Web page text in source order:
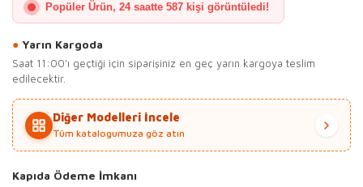
Popüler Ürün, 24 saatte 587 kişi görüntüledi!
● Yarın Kargoda
Saat 11:00'ı geçtiği için siparişiniz en geç yarın kargoya teslim
edilecektir.
Diğer Modelleri İncele
Tüm katalogumuza göz atın
Kapıda Ödeme İmkanı